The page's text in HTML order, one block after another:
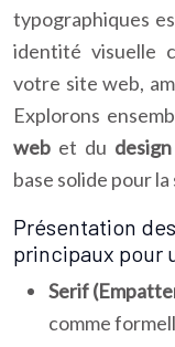
typographiques
identité visuelle
votre site web,
Explorons
web et du
base solide pour
Présentation
principaux pour
Serif
comme